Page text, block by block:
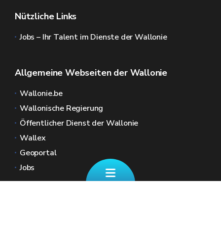
Nützliche Links
Jobs – Ihr Talent im Dienste der Wallonie
Allgemeine Webseiten der Wallonie
Wallonie.be
Wallonische Regierung
Öffentlicher Dienst der Wallonie
Wallex
Geoportal
Jobs